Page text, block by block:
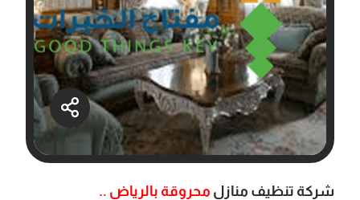
شركة تنظيف منازل محروقة بالرياض ..